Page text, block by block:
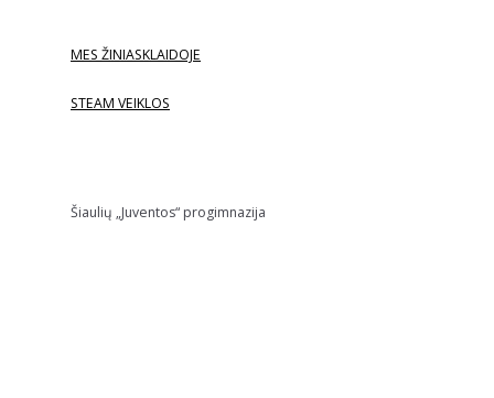
MES ŽINIASKLAIDOJE
STEAM VEIKLOS
Šiaulių „Juventos“ progimnazija